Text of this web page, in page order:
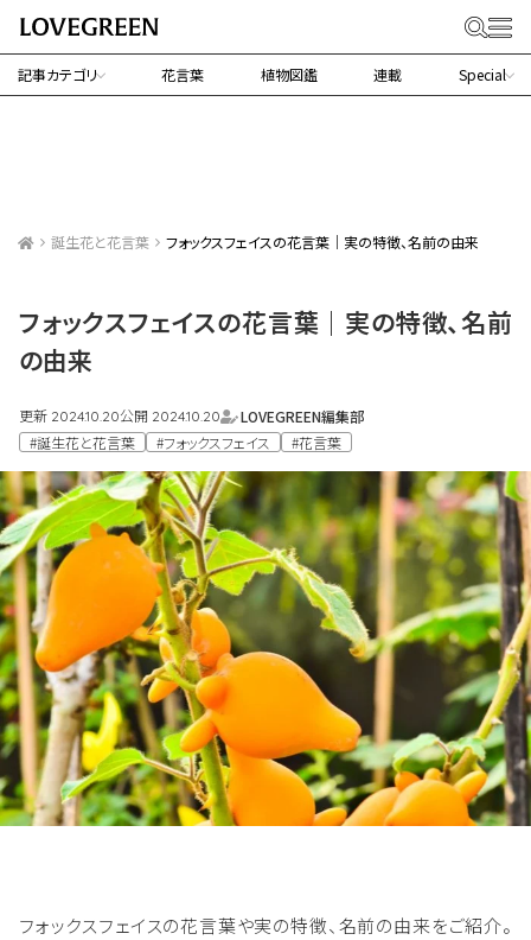
記事カテゴリ 花言葉 植物図鑑 連載 Special
誕生花と花言葉 フォックスフェイスの花言葉｜実の特徴、名前の由来
フォックスフェイスの花言葉｜実の特徴、名前
の由来
更新 2024.10.20公開 2024.10.20
LOVEGREEN編集部
#誕生花と花言葉
#フォックスフェイス #花言葉
フォックスフェイスの花言葉や実の特徴、名前の由来をご紹介。